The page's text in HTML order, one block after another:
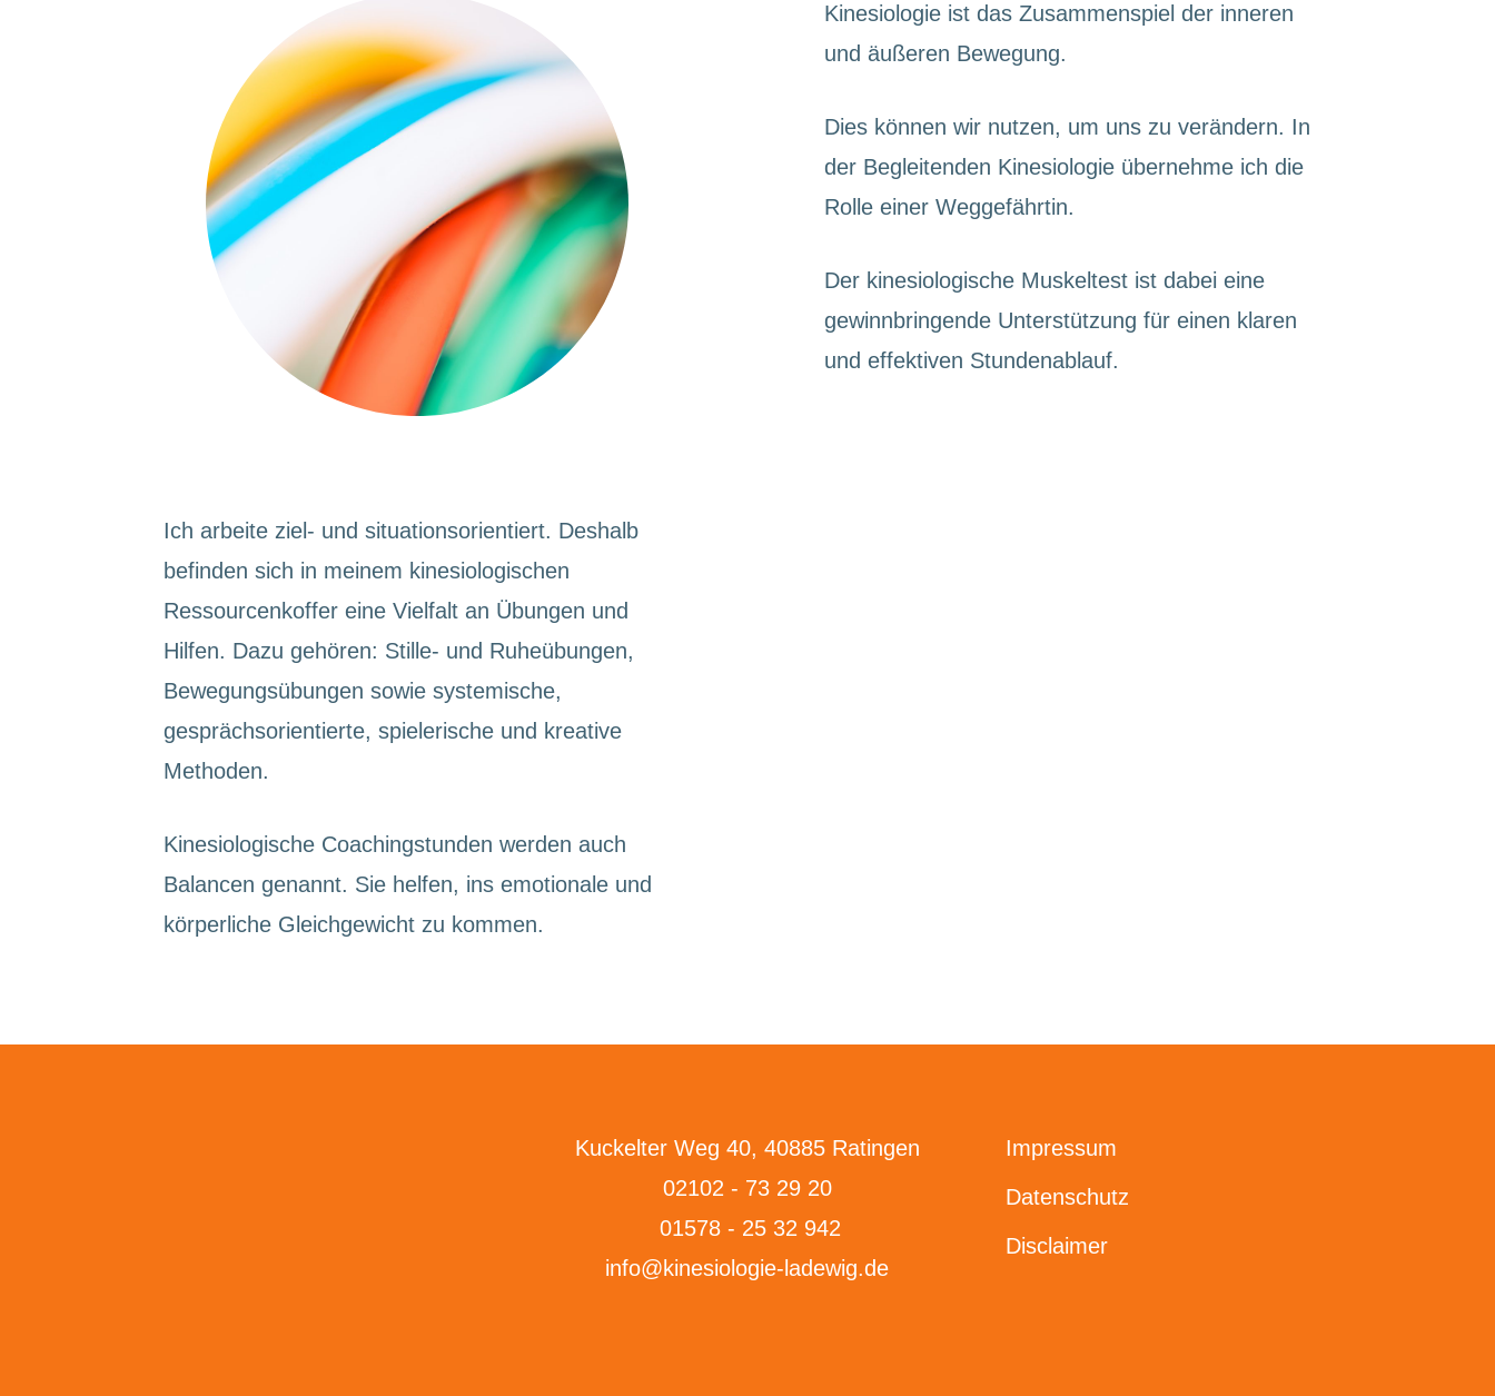
Kinesiologie ist das Zusammenspiel der inneren
und äußeren Bewegung.
Dies können wir nutzen, um uns zu verändern. In
der Begleitenden Kinesiologie übernehme ich die
Rolle einer Weggefährtin.
Der kinesiologische Muskeltest ist dabei eine
gewinnbringende Unterstützung für einen klaren
und effektiven Stundenablauf.
Ich arbeite ziel- und situationsorientiert. Deshalb
befinden sich in meinem kinesiologischen
Ressourcenkoffer eine Vielfalt an Übungen und
Hilfen. Dazu gehören: Stille- und Ruheübungen,
Bewegungsübungen sowie systemische,
gesprächsorientierte, spielerische und kreative
Methoden.
Kinesiologische Coachingstunden werden auch
Balancen genannt. Sie helfen, ins emotionale und
körperliche Gleichgewicht zu kommen.
Kuckelter Weg 40, 40885 Ratingen
02102 - 73 29 20
01578 - 25 32 942
info@kinesiologie-ladewig.de
Impressum
Datenschutz
Disclaimer